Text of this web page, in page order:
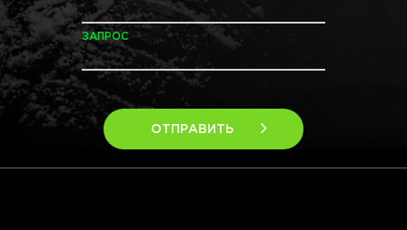
ЗАПРОС
ОТПРАВИТЬ